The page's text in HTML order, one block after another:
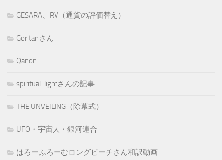
GESARA、RV（通貨の評価替え）
Goritanさん
Qanon
spiritual-lightさんの記事
THE UNVEILING（除幕式）
UFO・宇宙人・銀河連合
はろーふろーむロングビーチさん和訳動画